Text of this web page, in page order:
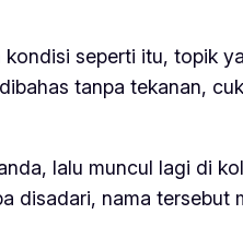
kondisi seperti itu, topik
tanpa tekanan,
lalu muncul lagi di
disadari, nama tersebut